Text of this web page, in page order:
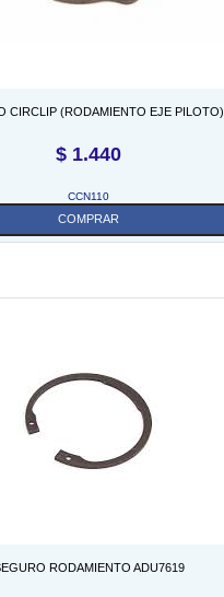
CIRCLIP (RODAMIENTO EJE PILOTO)
$ 1.440
CCN110
COMPRAR
RODAMIENTO ADU7619